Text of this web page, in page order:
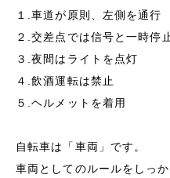
１.車道が原則、左側を通
２.交差点では信号と一時停
３.夜間はライトを点灯
４.飲酒運転は禁止
５.ヘルメットを着用
自転車は「車両」です。
車両としてのルールをしっ